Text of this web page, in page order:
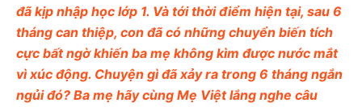
đã kịp nhập học lớp 1. Và tới thời điểm hiện tại, sau 6
tháng can thiệp, con đã có những chuyển biến tích
cực bất ngờ khiến ba mẹ không kìm được nước mắt
vì xúc động. Chuyện gì đã xảy ra trong 6 tháng ngắn
ngủi đó? Ba mẹ hãy cùng Mẹ Việt lắng nghe câu